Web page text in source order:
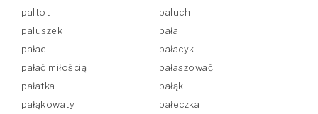
paltot
paluch
paluszek
pała
pałac
pałacyk
pałać miłością
pałaszować
pałatka
pałąk
pałąkowaty
pałeczka